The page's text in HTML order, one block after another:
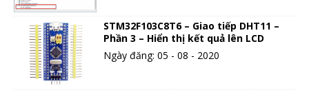
STM32F103C8T6 – Giao tiếp DHT11 –
Phần 3 – Hiển thị kết quả lên LCD
Ngày đăng: 05 - 08 - 2020